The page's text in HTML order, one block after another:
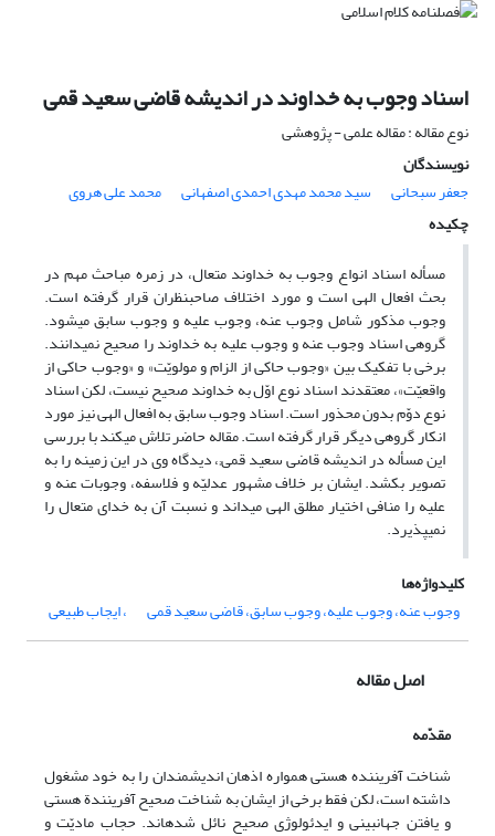
اسناد وجوب به خداوند در اندیشه قاضی سعید قمی
نوع مقاله : مقاله علمی - پژوهشی
نویسندگان
جعفر سبحانی
سید محمد مهدی احمدی اصفهانی
محمد علی هروی
چکیده
مسأله اسناد انواع وجوب به خداوند متعال، در زمره مباحث مهم در
بحث افعال الهی است و مورد اختلاف صاحب‏نظران قرار گرفته است.
وجوب مذکور شامل وجوب عنه، وجوب علیه و وجوب سابق می‏شود.
گروهی اسناد وجوب عنه و وجوب علیه به خداوند را صحیح نمی‏دانند.
برخی با تفکیک بین «وجوب حاکی از الزام و مولویّت» و «وجوب حاکی از
واقعیّت»، معتقدند اسناد نوع اوّل به خداوند صحیح نیست، لکن اسناد
نوع دوّم بدون محذور است. اسناد وجوب سابق به افعال الهی نیز مورد
انکار گروهی دیگر قرار گرفته است. مقاله حاضر تلاش می‏کند با بررسی
این مسأله در اندیشه قاضی سعید قمی;، دیدگاه وی در این زمینه را به
تصویر بکشد. ایشان بر خلاف مشهور عدلیّه و فلاسفه، وجوبات عنه و
علیه را منافی اختیار مطلق الهی می‏داند و نسبت آن به خدای متعال را
نمی‏پذیرد.
کلیدواژه‌ها
وجوب عنه، وجوب علیه، وجوب سابق، قاضی سعید قمی
، ایجاب طبیعی
اصل مقاله
مقدّمه
شناخت آفریننده هستی همواره اذهان اندیشمندان را به خود مشغول
داشته است، لکن فقط برخی از ایشان به شناخت صحیح آفرینندة هستی
و یافتن جهان‏بینی و ایدئولوژی صحیح نائل شده‏اند. حجاب مادیّت و